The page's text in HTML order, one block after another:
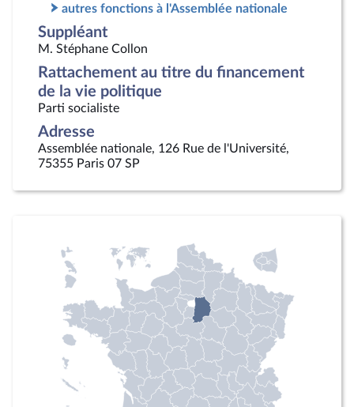
autres fonctions à l'Assemblée nationale
Suppléant
M. Stéphane Collon
Rattachement au titre du financement
de la vie politique
Parti socialiste
Adresse
Assemblée nationale, 126 Rue de l'Université,
75355 Paris 07 SP